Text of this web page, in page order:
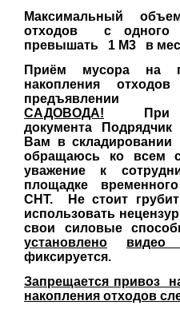
Максимальный
отходов с одного
превышать 1 М3 в
Приём мусора на
накопления
предъявлении
САДОВОДА! При
документа
Вам в складировании
обращаюсь ко всем
уважение к
площадке
СНТ. Не стоит
использовать
свои силовые
установлено
видео
фиксируется.
Запрещается привоз
накопления отходов